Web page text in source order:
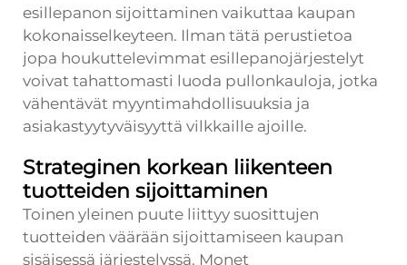
esillepanon sijoittaminen vaikuttaa kaupan
kokonaisselkeyteen. Ilman tätä perustietoa
jopa houkuttelevimmat esillepanojärjestelyt
voivat tahattomasti luoda pullonkauloja, jotka
vähentävät myyntimahdollisuuksia ja
asiakastyytyväisyyttä vilkkaille ajoille.
Strateginen korkean liikenteen
tuotteiden sijoittaminen
Toinen yleinen puute liittyy suosittujen
tuotteiden väärään sijoittamiseen kaupan
sisäisessä järjestelyssä. Monet